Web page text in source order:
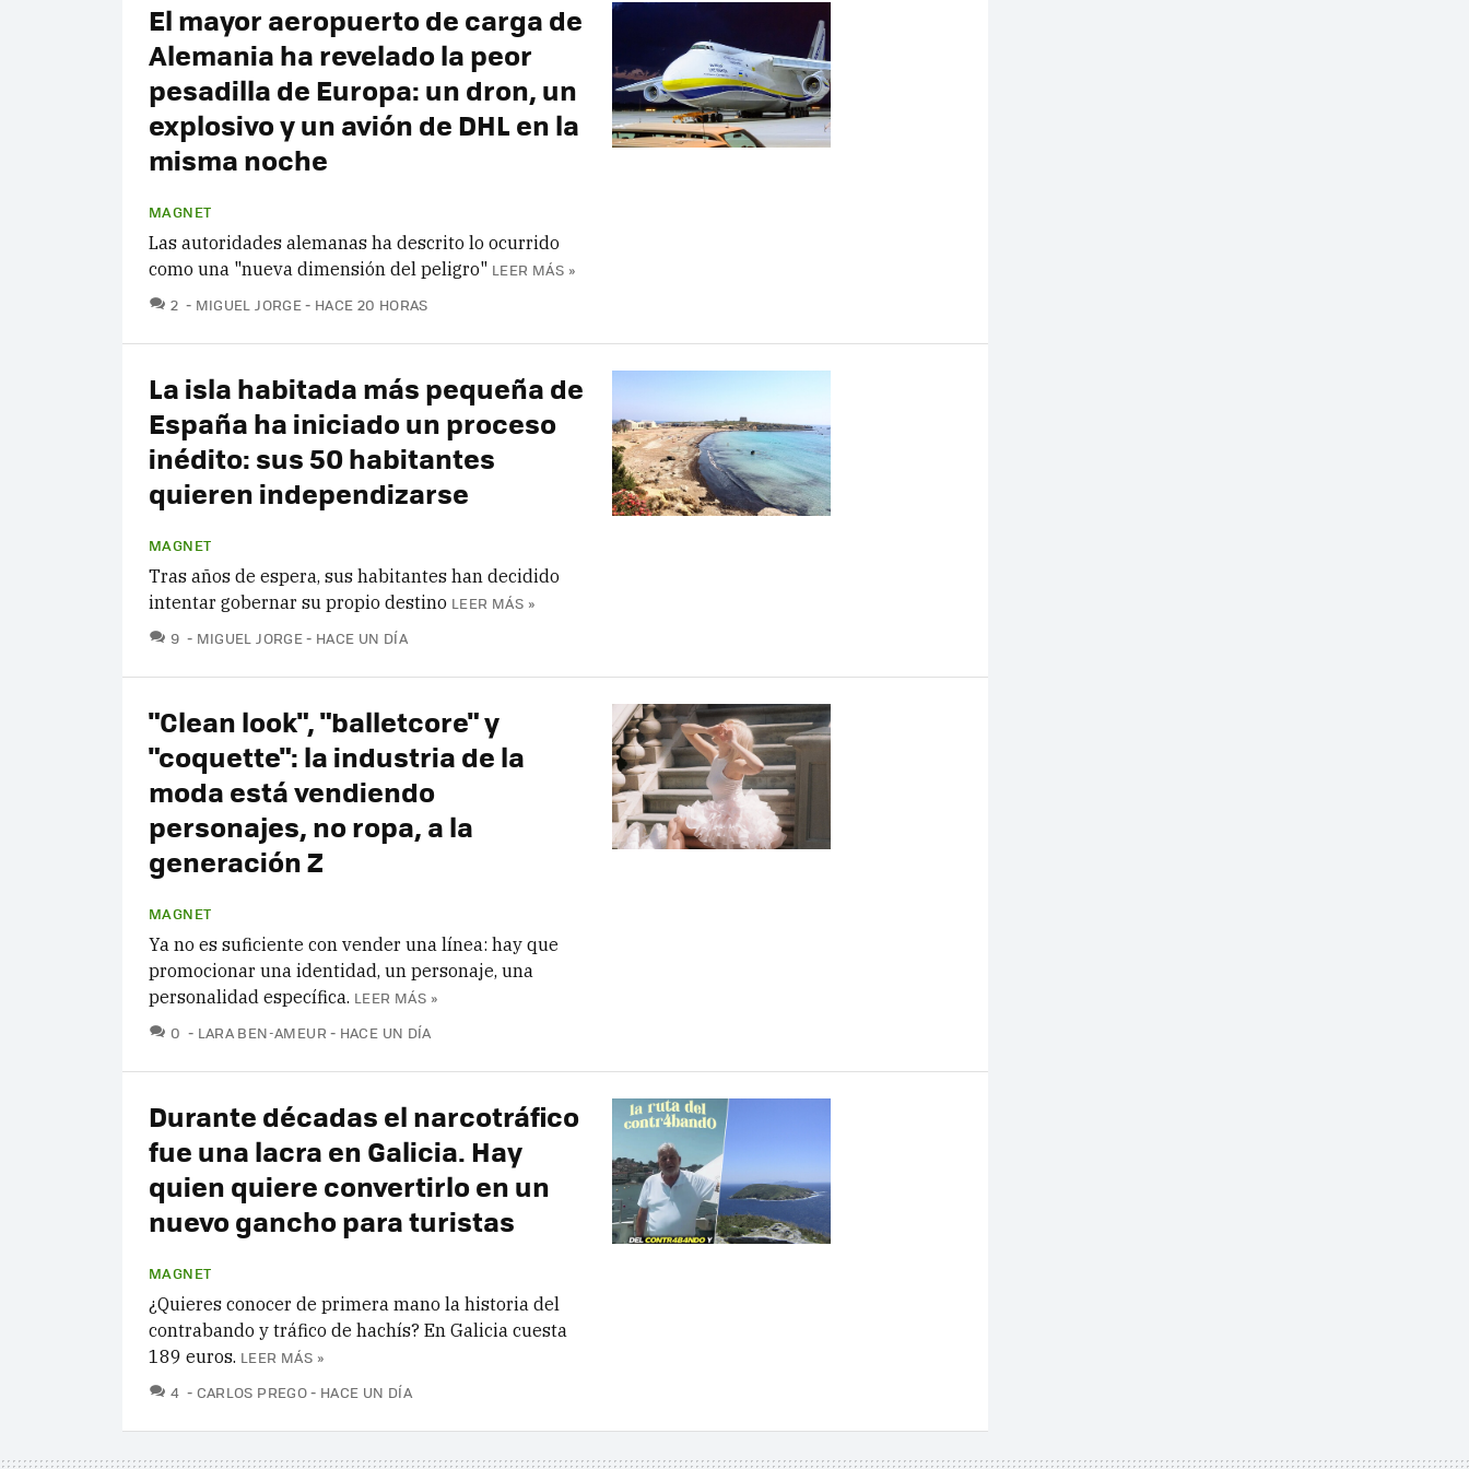
El mayor aeropuerto de carga de
Alemania ha revelado la peor
pesadilla de Europa: un dron, un
explosivo y un avión de DHL en la
misma noche
MAGNET
Las autoridades alemanas ha descrito lo ocurrido
como una "nueva dimensión del peligro" LEER MÁS »
2 COMENTARIOS
MIGUEL JORGE HACE 20 HORAS
La isla habitada más pequeña de
España ha iniciado un proceso
inédito: sus 50 habitantes
quieren independizarse
MAGNET
Tras años de espera, sus habitantes han decidido
intentar gobernar su propio destino LEER MÁS »
9 COMENTARIOS
MIGUEL JORGE HACE UN DÍA
"Clean look", "balletcore" y
"coquette": la industria de la
moda está vendiendo
personajes, no ropa, a la
generación Z
MAGNET
Ya no es suficiente con vender una línea: hay que
promocionar una identidad, un personaje, una
personalidad específica. LEER MÁS »
0 COMENTARIOS
LARA BEN-AMEUR HACE UN DÍA
Durante décadas el narcotráfico
fue una lacra en Galicia. Hay
quien quiere convertirlo en un
nuevo gancho para turistas
MAGNET
¿Quieres conocer de primera mano la historia del
contrabando y tráfico de hachís? En Galicia cuesta
189 euros. LEER MÁS »
4 COMENTARIOS
CARLOS PREGO HACE UN DÍA